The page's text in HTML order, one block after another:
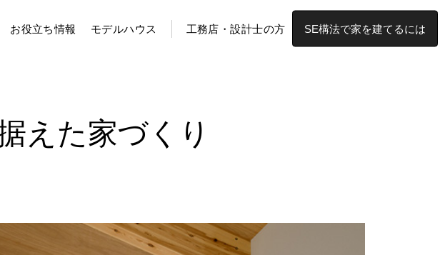
お役立ち情報 モデルハウス 工務店・設計士の方 SE構法で家を建てるには
えた家づくり